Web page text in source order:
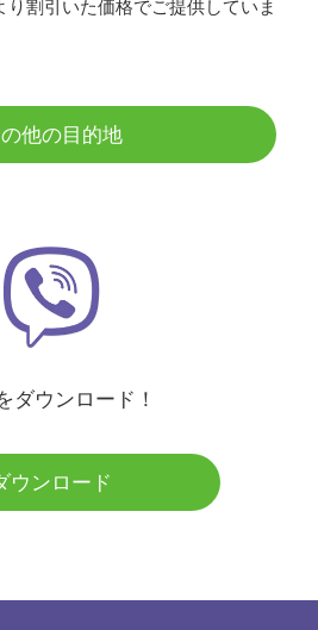
割引いた価格でご提供していま
他の目的地
ダウンロード！
ウンロード